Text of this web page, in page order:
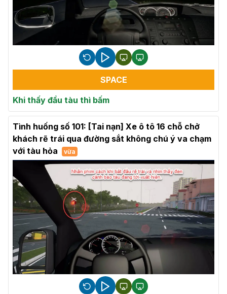
SPACE
Khi thấy đầu tàu thì bấm
Tình huống số 101: [Tai nạn] Xe ô tô 16 chỗ chở
khách rẽ trái qua đường sắt không chú ý va chạm
với tàu hỏa
vừa